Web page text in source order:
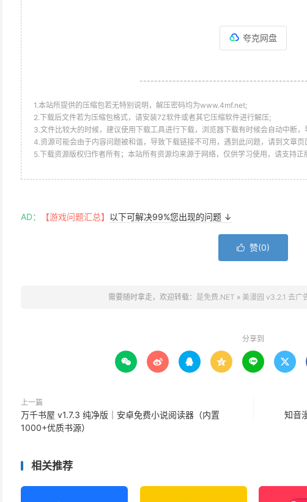
夸克网盘
1.本站所提供的压缩包若无特别说明，解压密码均为www.4mf.net;
2.下载后文件若为压缩包格式，请安装7Z软件或者其它压缩软件进行解压;
3.文件比较大的时候，建议使用下载工具进行下载，浏览器下载有时候会自动中断，
4.资源可能会由于内容问题被和谐，导致下载链接不可用，遇到此问题，请到文章
5.下载资源版权归作者所有；本站所有资源均来源于网络，仅供学习使用，请支持正
AD： 【游戏问题汇总】 以下可解决99%您出现的问题 ↓
 赞(0)
需要随时拿走，欢迎转载： 是免费.NET » 美漫园 v3.2.1 去广
分享到
     
上一篇
万千书屋 v1.7.3 纯净版｜安卓免费小说阅读器（内置
1000+优质书源）
知音
相关推荐